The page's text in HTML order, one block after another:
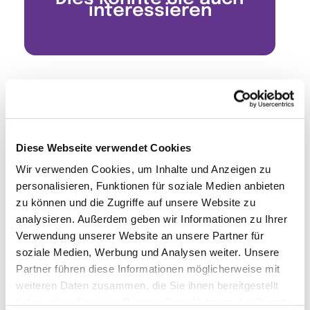
Diese Webseite verwendet Cookies
Wir verwenden Cookies, um Inhalte und Anzeigen zu
personalisieren, Funktionen für soziale Medien anbieten
zu können und die Zugriffe auf unsere Website zu
analysieren. Außerdem geben wir Informationen zu Ihrer
Verwendung unserer Website an unsere Partner für
soziale Medien, Werbung und Analysen weiter. Unsere
Partner führen diese Informationen möglicherweise mit
weiteren Daten zusammen, die Sie ihnen bereitgestellt
interessieren